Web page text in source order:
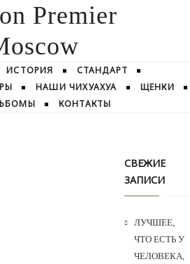
Premier
ИСТОРИЯ
СТАНДАРТ
НАШИ ЧИХУАХУА
ЩЕНКИ
КОНТАКТЫ
СВЕЖИЕ
ЗАПИСИ
ЛУЧШЕЕ,
ЧТО ЕСТЬ У
ЧЕЛОВЕКА,